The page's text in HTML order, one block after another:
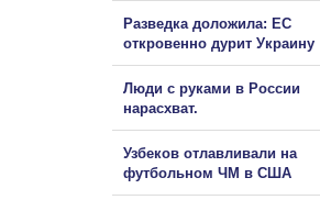
Разведка доложила: ЕС
откровенно дурит Украину
Люди с руками в России
нарасхват.
Узбеков отлавливали на
футбольном ЧМ в США